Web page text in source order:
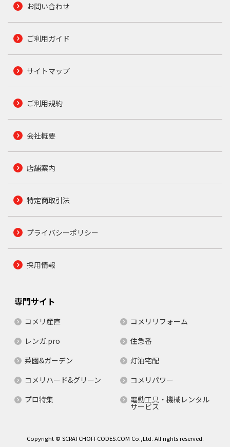
お問い合わせ
ご利用ガイド
サイトマップ
ご利用規約
会社概要
店舗案内
特定商取引法
プライバシーポリシー
採用情報
専門サイト
コメリ産直
コメリリフォーム
レンガ.pro
住急番
菜園&ガーデン
灯油宅配
コメリハード&グリーン
コメリパワー
プロ特集
電動工具・機械レンタル
サービス
Copyright © SCRATCHOFFCODES.COM Co.,Ltd. All rights reserved.